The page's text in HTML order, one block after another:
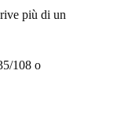
più di un
108 o